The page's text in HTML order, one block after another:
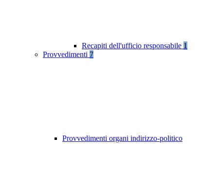
Recapiti dell'ufficio responsabile 1
Provvedimenti 7
Provvedimenti organi indirizzo-politico